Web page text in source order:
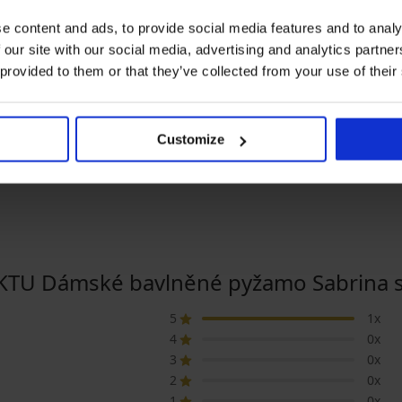
content and ads, to provide social media features and to
site with our social media, advertising and analytics
to them or that they’ve collected from your use of
Customize
pyžamo
-25% ALL25
Pyžamo Timeless Dream
Sleva -30%
Dámské
Dámské bavlněné pyžamo
5
1x
4
0x
3
0x
2
0x